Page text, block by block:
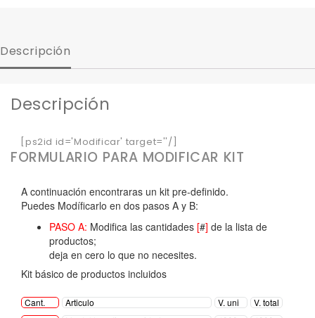
Descripción
Descripción
[ps2id id='Modificar' target=''/]
FORMULARIO PARA MODIFICAR KIT